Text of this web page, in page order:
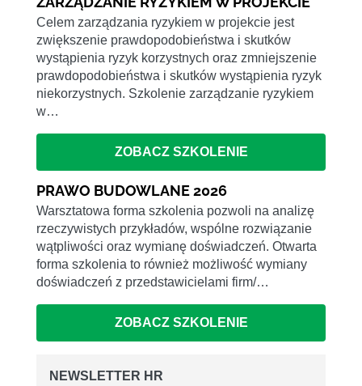
Celem zarządzania ryzykiem w projekcie jest
zwiększenie prawdopodobieństwa i skutków
wystąpienia ryzyk korzystnych oraz zmniejszenie
prawdopodobieństwa i skutków wystąpienia ryzyk
niekorzystnych. Szkolenie zarządzanie ryzykiem
w…
ZOBACZ SZKOLENIE
PRAWO BUDOWLANE 2026
Warsztatowa forma szkolenia pozwoli na analizę
rzeczywistych przykładów, wspólne rozwiązanie
wątpliwości oraz wymianę doświadczeń. Otwarta
forma szkolenia to również możliwość wymiany
doświadczeń z przedstawicielami firm/…
ZOBACZ SZKOLENIE
NEWSLETTER HR